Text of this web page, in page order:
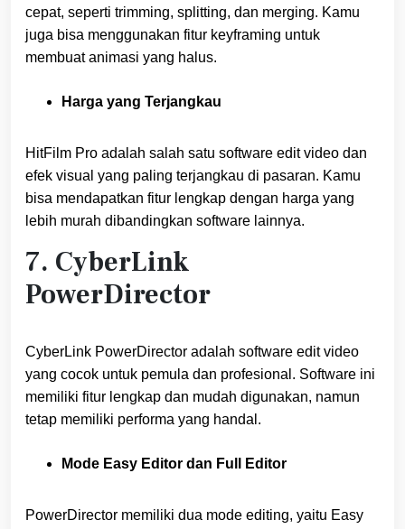
cepat, seperti trimming, splitting, dan merging. Kamu
juga bisa menggunakan fitur keyframing untuk
membuat animasi yang halus.
Harga yang Terjangkau
HitFilm Pro adalah salah satu software edit video dan
efek visual yang paling terjangkau di pasaran. Kamu
bisa mendapatkan fitur lengkap dengan harga yang
lebih murah dibandingkan software lainnya.
7. CyberLink
PowerDirector
CyberLink PowerDirector adalah software edit video
yang cocok untuk pemula dan profesional. Software ini
memiliki fitur lengkap dan mudah digunakan, namun
tetap memiliki performa yang handal.
Mode Easy Editor dan Full Editor
PowerDirector memiliki dua mode editing, yaitu Easy